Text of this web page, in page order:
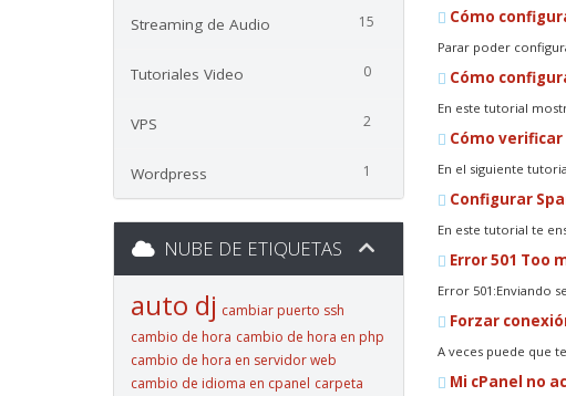
15
Streaming de Audio
0
Tutoriales Video
2
VPS
1
Wordpress
Cómo
Parar poder
Cómo
En este tutorial
Cómo
En el siguiente
Configurar
En este tutorial te
Error 501 Too
Error 501:Enviando
Forzar
A veces puede que
Mi cPanel no
NUBE DE ETIQUETAS
auto dj cambiar puerto ssh
cambio de hora cambio de hora en php
cambio de hora en servidor web
cambio de idioma en cpanel carpeta